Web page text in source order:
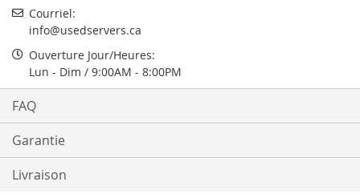
Courriel:
info@usedservers.ca
Ouverture Jour/Heures:
Lun - Dim / 9:00AM - 8:00PM
FAQ
Garantie
Livraison